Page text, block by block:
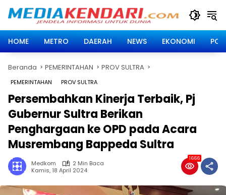
HOME
METRO DAERAH NEWS EKONOMI
Beranda PEMERINTAHAN PROV SULTRA
PEMERINTAHAN PROV SULTRA
Persembahkan Kinerja Terbaik, Pj
Gubernur Sultra Berikan
Penghargaan ke OPD pada Acara
Musrembang Bappeda Sultra
Medkom
2 Min Baca
Kamis, 18 April 2024
1666